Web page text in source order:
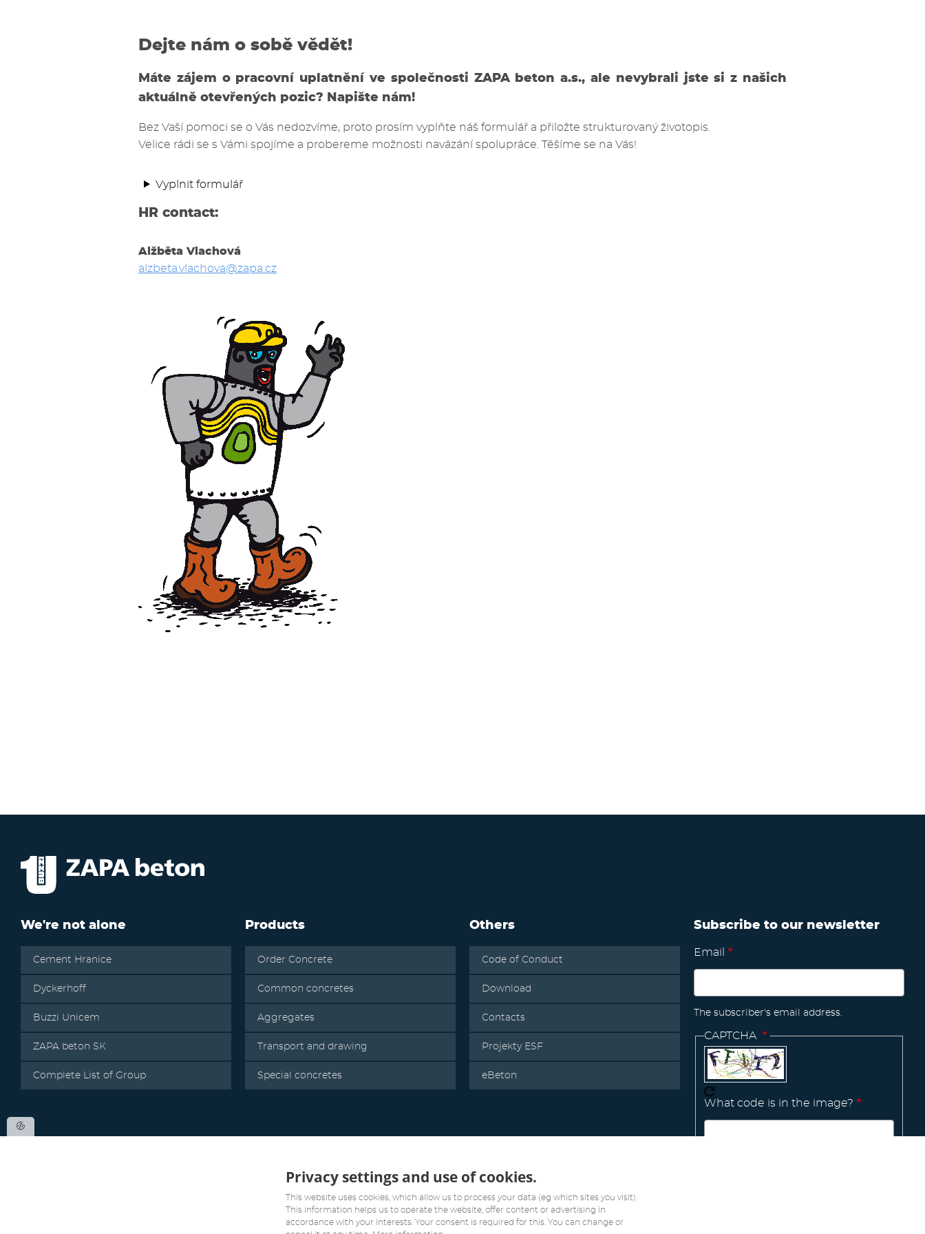
Dejte nám o sobě vědět!
Máte zájem o pracovní uplatnění ve společnosti ZAPA beton a.s., ale nevybrali jste si z našich
aktuálně otevřených pozic? Napište nám!
Bez Vaší pomoci se o Vás nedozvíme, proto prosím vyplňte náš formulář a přiložte strukturovaný životopis.
Velice rádi se s Vámi spojíme a probereme možnosti navázání spolupráce. Těšíme se na Vás!
Vyplnit formulář
HR contact:
Alžběta Vlachová
alzbeta.vlachova@zapa.cz
We're not alone
Cement Hranice
Dyckerhoff
Buzzi Unicem
ZAPA beton SK
Complete List of Group
Products
Order Concrete
Common concretes
Aggregates
Transport and drawing
Special concretes
Others
Code of Conduct
Download
Contacts
Projekty ESF
eBeton
Subscribe to our newsletter
Email
The subscriber's email address.
CAPTCHA
What code is in the image?
Privacy settings and use of cookies.
This website uses cookies, which allow us to process your data (eg which sites you visit).
This information helps us to operate the website, offer content or advertising in
accordance with your interests. Your consent is required for this. You can change or